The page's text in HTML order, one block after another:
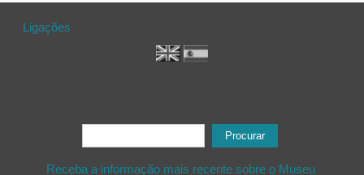
Ligações
Formulário de procura
Receba a informação mais recente sobre o Museu